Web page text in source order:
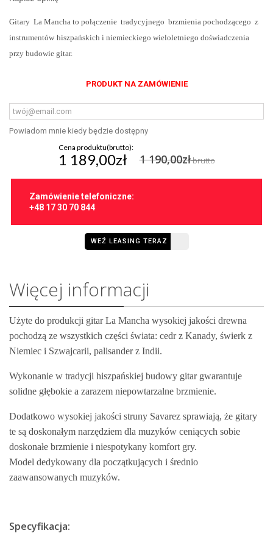
Gitary La Mancha to połączenie tradycyjnego brzmienia pochodzącego z
instrumentów hiszpańskich i niemieckiego wieloletniego doświadczenia
przy budowie gitar.
PRODUKT NA ZAMÓWIENIE
Powiadom mnie kiedy będzie dostępny
Cena produktu(brutto):
1 189,00zł 1 190,00złbrutto
Zamówienie telefoniczne:
+48 17 30 70 844
WEŹ LEASING TERAZ
Więcej informacji
Użyte do produkcji gitar La Mancha wysokiej jakości drewna
pochodzą ze wszystkich części świata: cedr z Kanady, świerk z
Niemiec i Szwajcarii, palisander z Indii.
Wykonanie w tradycji hiszpańskiej budowy gitar gwarantuje
solidne głębokie a zarazem niepowtarzalne brzmienie.
Dodatkowo wysokiej jakości struny Savarez sprawiają, że gitary
te są doskonałym narzędziem dla muzyków ceniących sobie
doskonałe brzmienie i niespotykany komfort gry.
Model dedykowany dla początkujących i średnio
zaawansowanych muzyków.
Specyfikacja: